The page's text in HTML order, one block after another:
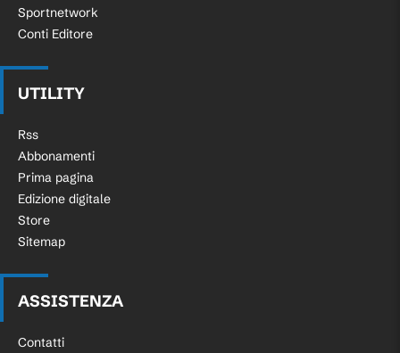
Sportnetwork
Conti Editore
UTILITY
Rss
Abbonamenti
Prima pagina
Edizione digitale
Store
Sitemap
ASSISTENZA
Contatti